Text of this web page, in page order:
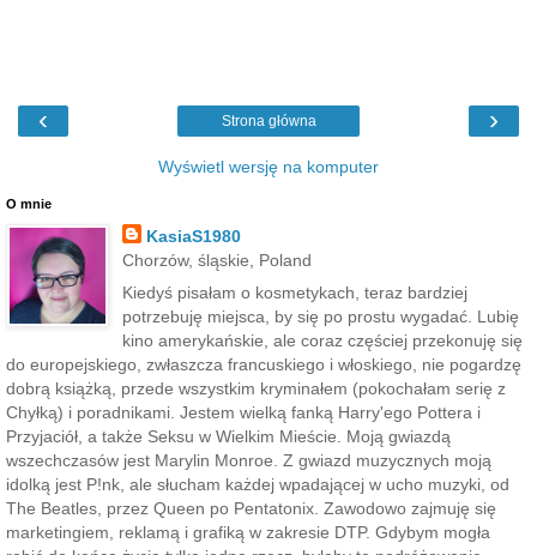
‹ ›
Strona główna
Wyświetl wersję na komputer
O mnie
KasiaS1980
Chorzów, śląskie, Poland
Kiedyś pisałam o kosmetykach, teraz bardziej
potrzebuję miejsca, by się po prostu wygadać. Lubię
kino amerykańskie, ale coraz częściej przekonuję się
do europejskiego, zwłaszcza francuskiego i włoskiego, nie pogardzę
dobrą książką, przede wszystkim kryminałem (pokochałam serię z
Chyłką) i poradnikami. Jestem wielką fanką Harry'ego Pottera i
Przyjaciół, a także Seksu w Wielkim Mieście. Moją gwiazdą
wszechczasów jest Marylin Monroe. Z gwiazd muzycznych moją
idolką jest P!nk, ale słucham każdej wpadającej w ucho muzyki, od
The Beatles, przez Queen po Pentatonix. Zawodowo zajmuję się
marketingiem, reklamą i grafiką w zakresie DTP. Gdybym mogła